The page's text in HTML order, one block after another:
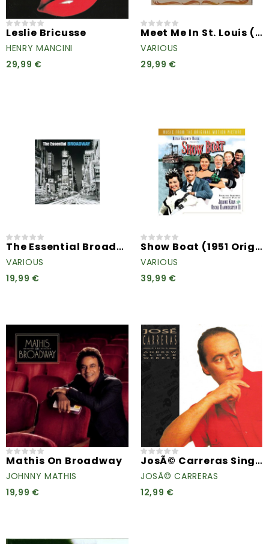
Leslie Bricusse
HENRY MANCINI
29,99 €
Meet Me In St. Louis (M-G-M...
VARIOUS
29,99 €
The Essential Broadway
VARIOUS
19,99 €
Show Boat (1951 Original...
VARIOUS
39,99 €
Mathis On Broadway
JOHNNY MATHIS
19,99 €
JosÃ© Carreras Sings Andrew...
JOSÃ© CARRERAS
12,99 €